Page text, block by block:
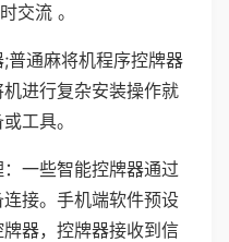
交流 。
普通麻将机程序控牌器
进行复杂安装操作就
工具。
一些智能控牌器通过
接。手机端软件预设
器，控牌器接收到信